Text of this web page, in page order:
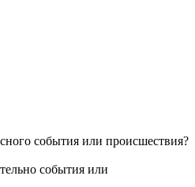
события или происшествия?
события или